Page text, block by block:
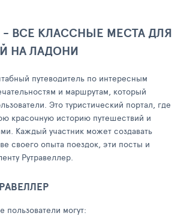
- ВСЕ КЛАССНЫЕ МЕСТА ДЛЯ
НА ЛАДОНИ
путеводитель по интересным
и маршрутам, который
Это туристический портал, где
красочную историю путешествий и
Каждый участник может создавать
своего опыта поездок, эти посты и
Рутравеллер.
пользователи могут: